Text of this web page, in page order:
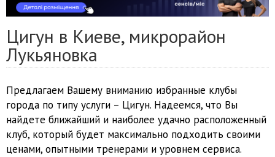
Цигун в Киеве, микрорайон
Лукьяновка
Предлагаем Вашему вниманию избранные клубы
города по типу услуги – Цигун. Надеемся, что Вы
найдете ближайший и наиболее удачно расположенный
клуб, который будет максимально подходить своими
ценами, опытными тренерами и уровнем сервиса.